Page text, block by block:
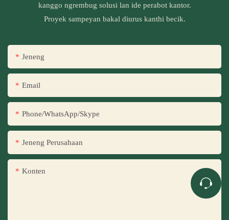
kanggo ngrembug solusi lan ide perabot kantor.
Proyek sampeyan bakal diurus kanthi becik.
Jeneng
Email
Phone/WhatsApp/Skype
Jeneng Perusahaan
Konten